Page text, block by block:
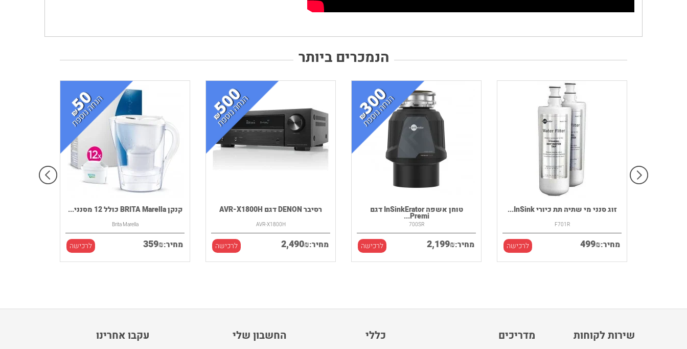
הנמכרים ביותר
קנקן BRITA Marella כולל 12 מסנני...
Brita Marella
מחיר: 359₪ לרכישה
רסיבר DENON דגם AVR-X1800H
AVR-X1800H
מחיר: 2,490₪ לרכישה
טוחן אשפה InSinkErator דגם
Premi...
700SR
מחיר: 2,199₪ לרכישה
זוג סנני מי שתיה תת כיורי InSink...
F701R
מחיר: 499₪ לרכישה
עקבו אחרינו החשבון שלי כללי מדריכים שירות לקוחות